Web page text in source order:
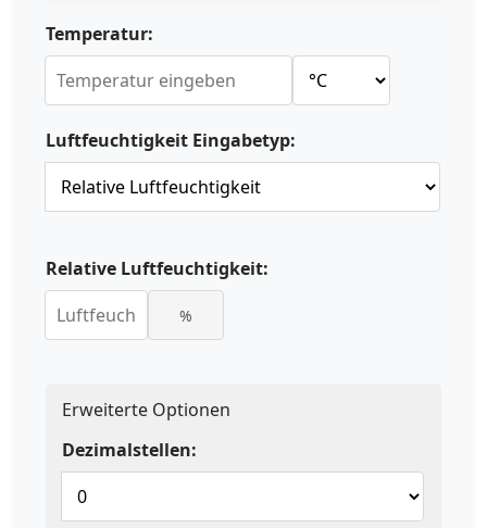
Temperatur:
Luftfeuchtigkeit Eingabetyp:
Relative Luftfeuchtigkeit:
%
Erweiterte Optionen
Dezimalstellen: